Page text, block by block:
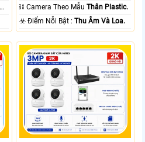
15m Có Màu Ban Ðêm.
⛓ Camera Theo MẫuThân Plastic.
️☣️ Điểm Nỗi Bật :Thu Âm Và Loa.